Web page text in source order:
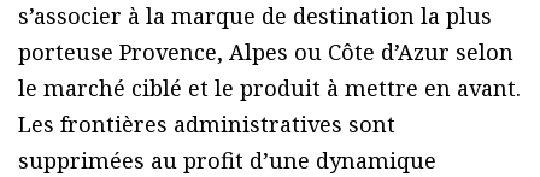
s’associer à la marque de destination la plus
porteuse Provence, Alpes ou Côte d’Azur selon
le marché ciblé et le produit à mettre en avant.
Les frontières administratives sont
supprimées au profit d’une dynamique